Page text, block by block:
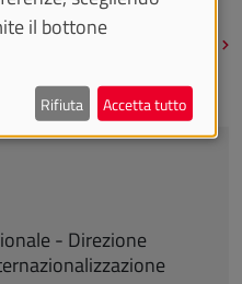
studio a.a.
- Direzione
il bottone
Rifiuta Accetta tutto